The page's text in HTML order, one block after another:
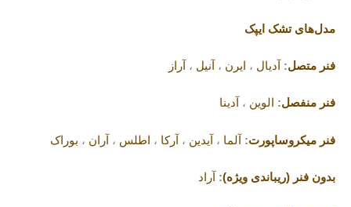
مدل‌های تشک ایپک
فنر متصل: آدیال ، ایرن ، آنیل ، آراز
فنر منفصل: الوین ، آدینا
فنر میکروساپورت: آلما ، آیدین ، آرکا ، اطلس ، آران ، بوراک
بدون فنر (ریباندی ویژه): آراد